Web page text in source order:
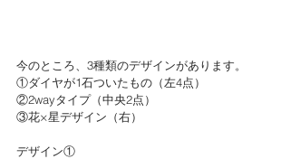
今のところ、3種類のデザインがあります。
①ダイヤが1石ついたもの（左4点）
②2wayタイプ（中央2点）
③花×星デザイン（右）
デザイン①